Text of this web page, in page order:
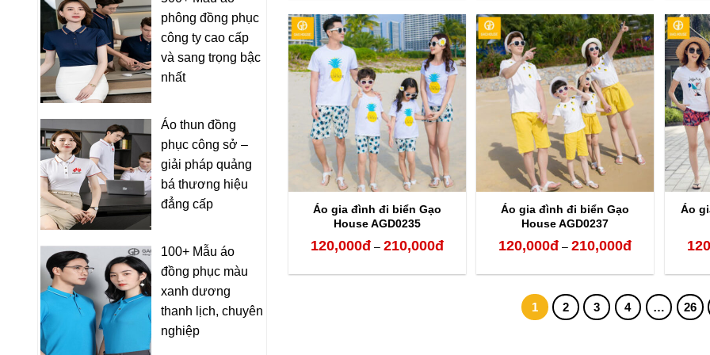
phông đồng phục
công ty cao cấp
và sang trọng bậc
nhất
Áo thun đồng
phục công sở –
giải pháp quảng
bá thương hiệu
đẳng cấp
100+ Mẫu áo
đồng phục màu
xanh dương
thanh lịch, chuyên
nghiệp
từ
120,000đ
đến
210,000đ
từ
120,000đ
đến
210,000đ
Áo gia đình đi biển Gạo
House AGD0235
120,000đ – 210,000đKhoảng
Áo gia đình đi biển Gạo
House AGD0237
120,000đ – 210,000đKhoảng
từ
120,000đ
Áo
1 2 3 4 … 26